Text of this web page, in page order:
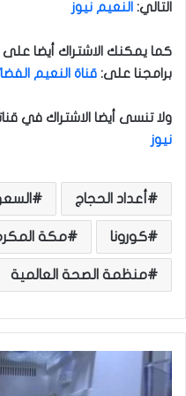
التالي: النعيم نيوز
كما يمكنك الاشتراك أيضا
برامجنا على: قناة النعيم
ولا تنسى أيضا الاشتراك في
نيوز
أعداد الحجاج
كورونا مكة
منظمة الصحة العالمية
ف
ي